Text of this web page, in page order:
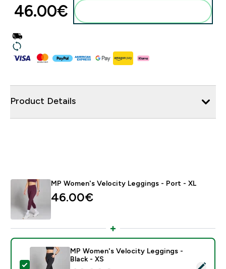
46.00€‎
Product Details
MP Women's Velocity Leggings - Port - XL
46.00€‎
- MP Women's Velocity Leggings - Black - XS
MP Women's Velocity Leggings -
Black - XS